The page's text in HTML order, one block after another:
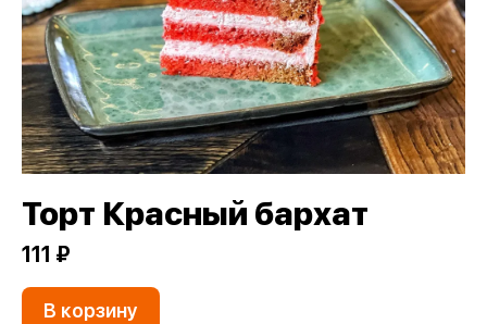
Торт Красный бархат
111 ₽
В корзину